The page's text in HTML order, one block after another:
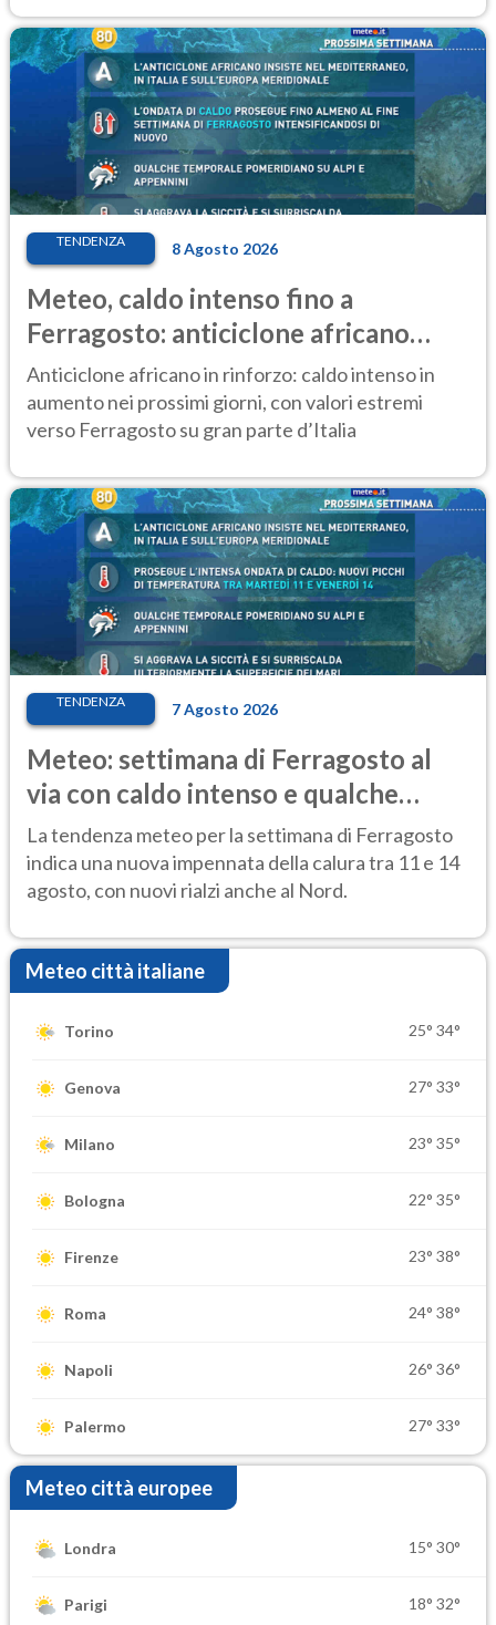
TENDENZA 8 Agosto 2026
Meteo, caldo intenso fino a
Ferragosto: anticiclone africano
ancora protagonista
Anticiclone africano in rinforzo: caldo intenso in
aumento nei prossimi giorni, con valori estremi
verso Ferragosto su gran parte d’Italia
TENDENZA 7 Agosto 2026
Meteo: settimana di Ferragosto al
via con caldo intenso e qualche
temporale
La tendenza meteo per la settimana di Ferragosto
indica una nuova impennata della calura tra 11 e 14
agosto, con nuovi rialzi anche al Nord.
Meteo città italiane
Torino 25° 34°
Genova 27° 33°
Milano 23° 35°
Bologna 22° 35°
Firenze 23° 38°
Roma 24° 38°
Napoli 26° 36°
Palermo 27° 33°
Meteo città europee
Londra 15° 30°
Parigi 18° 32°